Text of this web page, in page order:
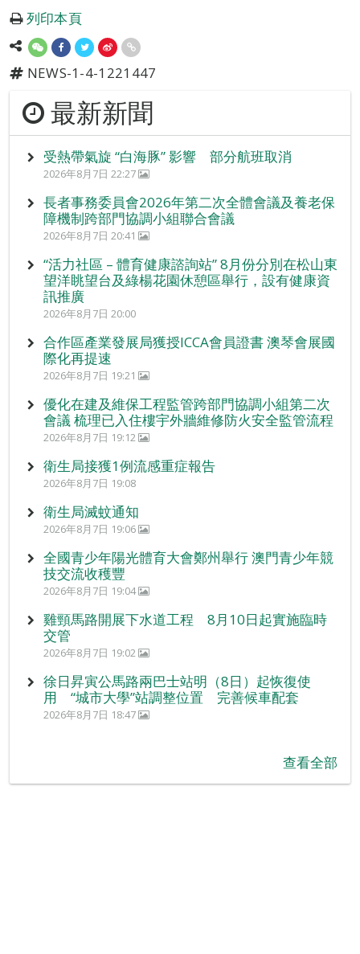
列印本頁
NEWS-1-4-1221447
最新新聞
受熱帶氣旋 “白海豚” 影響 部分航班取消
2026年8月7日 22:27
長者事務委員會2026年第二次全體會議及養老保
障機制跨部門協調小組聯合會議
2026年8月7日 20:41
“活力社區 – 體育健康諮詢站” 8月份分別在松山東
望洋眺望台及綠楊花園休憩區舉行，設有健康資
訊推廣
2026年8月7日 20:00
合作區產業發展局獲授ICCA會員證書 澳琴會展國
際化再提速
2026年8月7日 19:21
優化在建及維保工程監管跨部門協調小組第二次
會議 梳理已入住樓宇外牆維修防火安全監管流程
2026年8月7日 19:12
衛生局接獲1例流感重症報告
2026年8月7日 19:08
衛生局滅蚊通知
2026年8月7日 19:06
全國青少年陽光體育大會鄭州舉行 澳門青少年競
技交流收穫豐
2026年8月7日 19:04
雞頸馬路開展下水道工程 8月10日起實施臨時
交管
2026年8月7日 19:02
徐日昇寅公馬路兩巴士站明（8日）起恢復使
用 “城市大學”站調整位置 完善候車配套
2026年8月7日 18:47
查看全部